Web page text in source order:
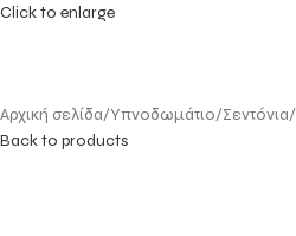
Click to enlarge
Αρχική σελίδα Υπνοδωμάτιο Σεντόνια
Back to products